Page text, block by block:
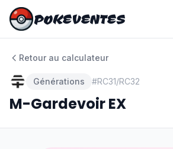
POKEVENTES
POKEVENTES
Retour au calculateur
Générations #RC31/RC32
M-Gardevoir EX